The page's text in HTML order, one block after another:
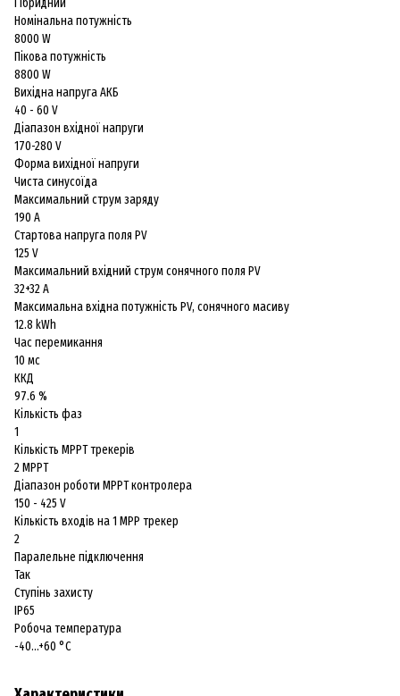
Номінальна потужність
8000 W
Пікова потужність
8800 W
Вихідна напруга АКБ
40 - 60 V
Діапазон вхідної напруги
170-280 V
Форма вихідної напруги
Чиста синусоїда
Максимальний струм заряду
190 A
Стартова напруга поля PV
125 V
Максимальний вхідний струм сонячного поля PV
32+32 A
Максимальна вхідна потужність PV, сонячного масиву
12.8 kWh
Час перемикання
10 мс
ККД
97.6 %
Кількість фаз
1
Кількість MPPT трекерів
2 MPPT
Діапазон роботи MPPT контролера
150 - 425 V
Кількість входів на 1 МРР трекер
2
Паралельне підключення
Так
Ступінь захисту
IP65
Робоча температура
-40...+60 °C